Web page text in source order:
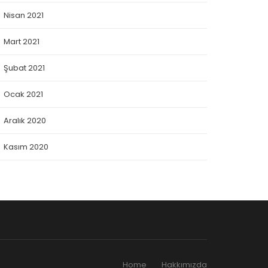
Nisan 2021
Mart 2021
Şubat 2021
Ocak 2021
Aralık 2020
Kasım 2020
Home Hakkımızda